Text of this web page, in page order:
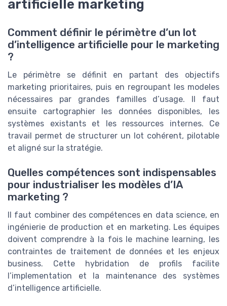
artificielle marketing
Comment définir le périmètre d’un lot
d’intelligence artificielle pour le marketing
?
Le périmètre se définit en partant des objectifs
marketing prioritaires, puis en regroupant les modeles
nécessaires par grandes familles d’usage. Il faut
ensuite cartographier les données disponibles, les
systèmes existants et les ressources internes. Ce
travail permet de structurer un lot cohérent, pilotable
et aligné sur la stratégie.
Quelles compétences sont indispensables
pour industrialiser les modèles d’IA
marketing ?
Il faut combiner des compétences en data science, en
ingénierie de production et en marketing. Les équipes
doivent comprendre à la fois le machine learning, les
contraintes de traitement de données et les enjeux
business. Cette hybridation de profils facilite
l’implementation et la maintenance des systèmes
d’intelligence artificielle.